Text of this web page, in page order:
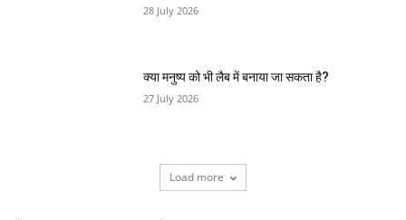
28 July 2026
क्या मनुष्य को भी लैब में बनाया जा सकता है?
27 July 2026
Load more